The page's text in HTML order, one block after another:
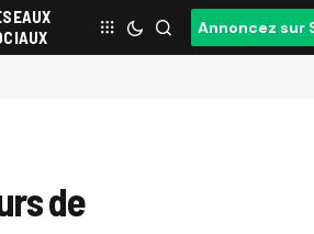
Annoncez sur
de